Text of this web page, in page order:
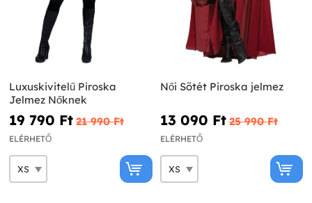
Luxuskivitelű Piroska
Jelmez Nőknek
19 790 Ft‎ 21 990 Ft‎
ELÉRHETŐ
Női Sötét Piroska jelmez
13 090 Ft‎ 25 990 Ft‎
ELÉRHETŐ